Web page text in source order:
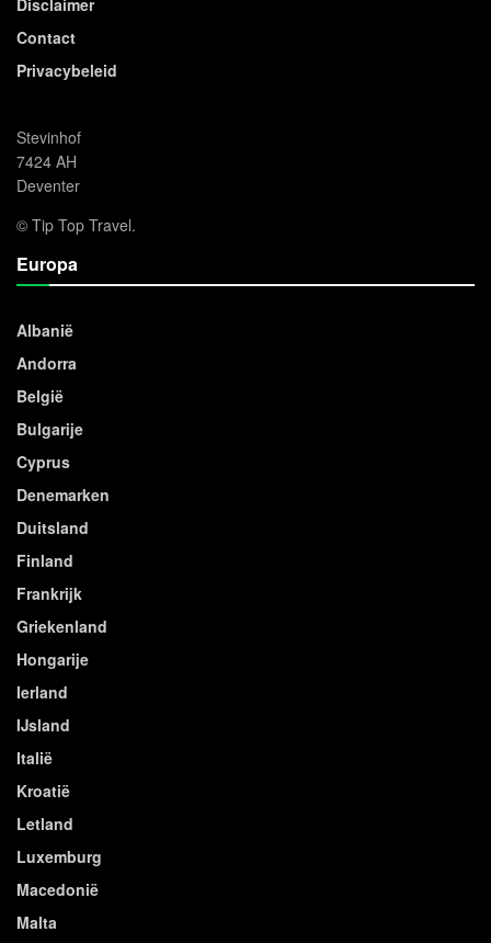
Disclaimer
Contact
Privacybeleid
Stevinhof
7424 AH
Deventer
© Tip Top Travel.
Europa
Albanië
Andorra
België
Bulgarije
Cyprus
Denemarken
Duitsland
Finland
Frankrijk
Griekenland
Hongarije
Ierland
IJsland
Italië
Kroatië
Letland
Luxemburg
Macedonië
Malta